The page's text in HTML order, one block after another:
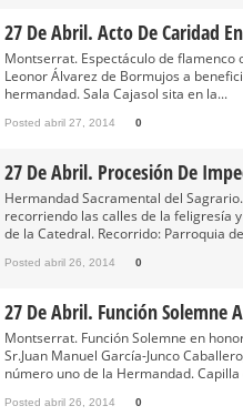
27 De Abril. Acto De Caridad
Montserrat. Espectáculo de flamenco
Leonor Álvarez de Bormujos a
hermandad. Sala Cajasol sita en la...
Posted abril 27, 2014 0
27 De Abril. Procesión De
Hermandad Sacramental del
recorriendo las calles de la feligresía
de la Catedral. Recorrido: Parroquia
Posted abril 26, 2014 0
27 De Abril. Función Solemne
Montserrat. Función Solemne en
Sr.Juan Manuel García-Junco
número uno de la Hermandad.
Posted abril 26, 2014 0